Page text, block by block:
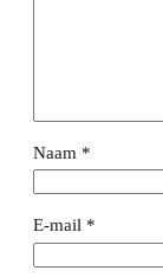
Naam *
E-mail *